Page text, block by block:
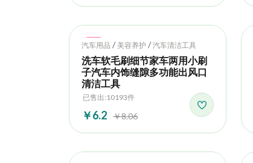
Hot
汽车用品 / 美容养护 / 汽车清洁工具
洗车软毛刷细节家车两用小刷
子汽车内饰缝隙多功能出风口
清洁工具
已售出:10193件
￥6.2 ￥8.06